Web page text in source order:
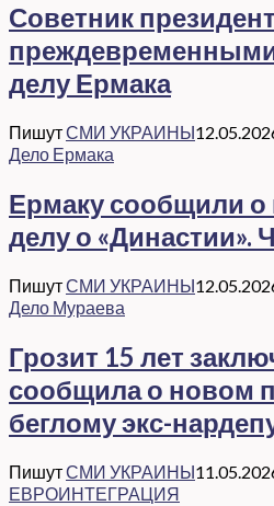
Советник
делу Ермака
ПишутСМИ УКРАИНЫ
Дело Ермака
Ермаку сообщили о
делу о «Династии».
ПишутСМИ УКРАИНЫ
Дело Мураева
Грозит 15 лет
сообщила о новом
беглому экс-
ПишутСМИ УКРАИНЫ
ЕВРОИНТЕГРАЦИЯ